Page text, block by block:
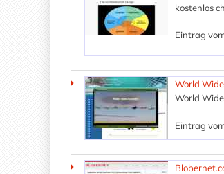
kostenlos
Eintrag
World
World
Eintrag